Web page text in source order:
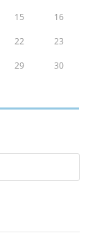
15 16
22 23
29 30